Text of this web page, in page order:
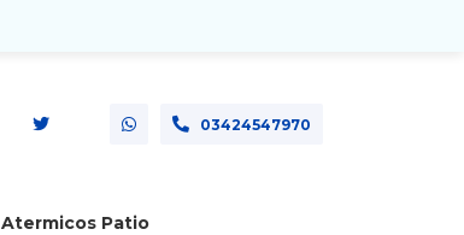
03424547970
Atermicos Patio